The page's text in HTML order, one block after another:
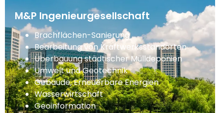
M&P Ingenieurgesellschaft
Brachflächen-Sanierung
Bearbeitung von Kraftwerksstandorten
Überbauung städtischer Mülldeponien
Umwelt und Geotechnik
Gebäude, Erneuerbare Energien
Wasserwirtschaft
Geoinformation